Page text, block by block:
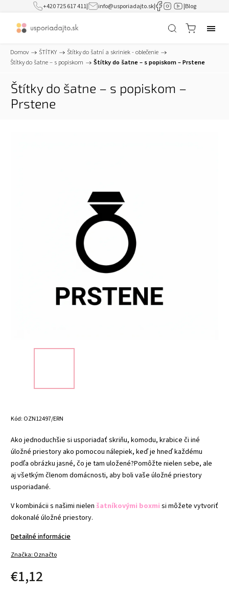
+420 725 617 411| info@usporiadajto.sk| |Blog
Domov / ŠTÍTKY / Štítky do šatní a skriniek - oblečenie /
Štítky do šatne – s popiskom / Štítky do šatne – s popiskom – Prstene
Štítky do šatne – s popiskom –
Prstene
Kód: OZN12497/ERN
Ako jednoduchšie si usporiadať skriňu, komodu, krabice či iné
úložné priestory ako pomocou nálepiek, keď je hneď každému
podľa obrázku jasné, čo je tam uložené?Pomôžte nielen sebe, ale
aj všetkým členom domácnosti, aby boli vaše úložné priestory
usporiadané.
V kombinácii s našimi nielen šatníkovými boxmi si môžete vytvoriť
dokonalé úložné priestory.
Detailné informácie
Značka: Označto
€1,12